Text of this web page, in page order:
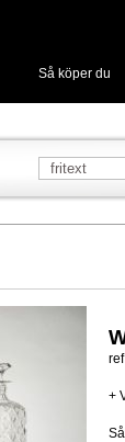
Så köper du
+